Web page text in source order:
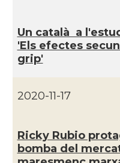
CAMON
CAMON
Un català a
'Els efectes
grip'
2020-11-17
Ricky Rubio
bomba del